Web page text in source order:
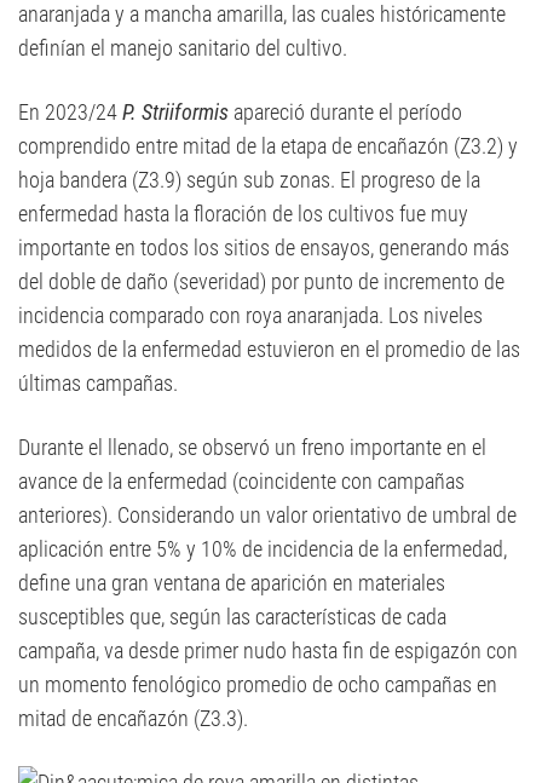
anaranjada y a mancha amarilla, las cuales históricamente
definían el manejo sanitario del cultivo.
En 2023/24P. Striiformis apareció durante el período
comprendido entre mitad de la etapa de encañazón (Z3.2) y
hoja bandera (Z3.9) según sub zonas. El progreso de la
enfermedad hasta la floración de los cultivos fue muy
importante en todos los sitios de ensayos, generando más
del doble de daño (severidad) por punto de incremento de
incidencia comparado con roya anaranjada. Los niveles
medidos de la enfermedad estuvieron en el promedio de las
últimas campañas.
Durante el llenado, se observó un freno importante en el
avance de la enfermedad (coincidente con campañas
anteriores). Considerando un valor orientativo de umbral de
aplicación entre 5% y 10% de incidencia de la enfermedad,
define una gran ventana de aparición en materiales
susceptibles que, según las características de cada
campaña, va desde primer nudo hasta fin de espigazón con
un momento fenológico promedio de ocho campañas en
mitad de encañazón (Z3.3).